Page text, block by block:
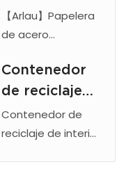
diseño moderno.
Ideal para oficinas
y aeropuertos.
oro rosa, con base
de acero
acabado
galvanizado
Cuenta con un
cilindro interior de
hierro galvanizado
clasificación
metálica
hotel
【Arlau】Papelera
de acero
interiores de
hoteles con
cenicero doble y
separación de
compartimentos
Contenedor
de reciclaje
de acero
inoxidable
Contenedor de
reciclaje de interior